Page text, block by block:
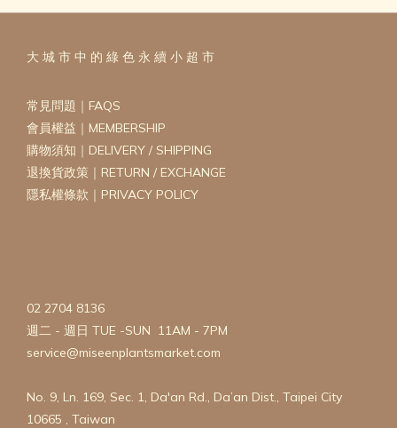
大 城 市 中 的 綠 色 永 續 小 超 市
常見問題｜FAQS
會員權益｜MEMBERSHIP
購物須知｜DELIVERY / SHIPPING
退換貨政策｜RETURN / EXCHANGE
隱私權條款｜PRIVACY POLICY
02 2704 8136
週二 - 週日 TUE -SUN 11AM - 7PM
service@miseenplantsmarket.com
No. 9, Ln. 169, Sec. 1, Da'an Rd., Da’an Dist., Taipei City
10665 , Taiwan